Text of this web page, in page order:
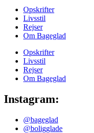
Opskrifter
Livsstil
Rejser
Om Bageglad
Opskrifter
Livsstil
Rejser
Om Bageglad
Instagram:
@bageglad
@boligglade